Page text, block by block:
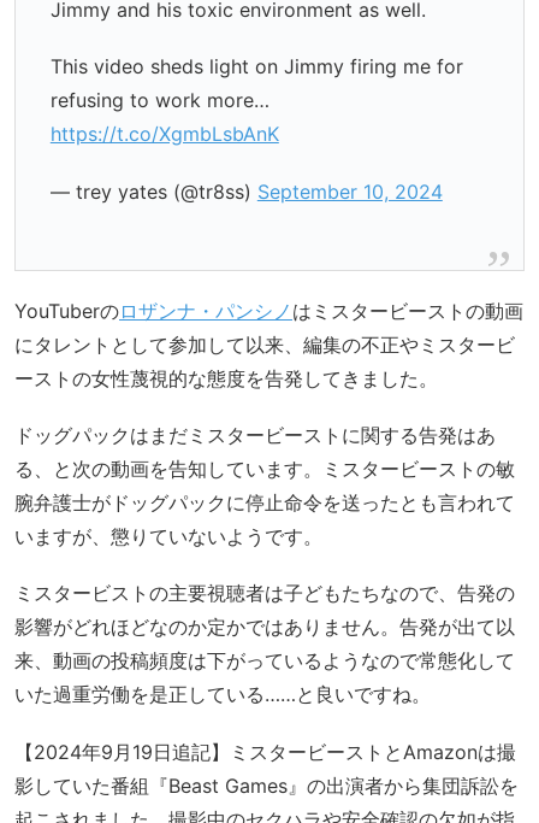
Jimmy and his toxic environment as well.
This video sheds light on Jimmy firing me for
refusing to work more…
https://t.co/XgmbLsbAnK
— trey yates (@tr8ss) September 10, 2024
YouTuberのロザンナ・パンシノ はミスタービーストの動画
にタレントとして参加して以来、編集の不正やミスタービ
ーストの女性蔑視的な態度を告発してきました。
ドッグパックはまだミスタービーストに関する告発はあ
る、と次の動画を告知しています。ミスタービーストの敏
腕弁護士がドッグパックに停止命令を送ったとも言われて
いますが、懲りていないようです。
ミスタービストの主要視聴者は子どもたちなので、告発の
影響がどれほどなのか定かではありません。告発が出て以
来、動画の投稿頻度は下がっているようなので常態化して
いた過重労働を是正している……と良いですね。
【2024年9月19日追記】ミスタービーストとAmazonは撮
影していた番組『Beast Games』の出演者から集団訴訟を